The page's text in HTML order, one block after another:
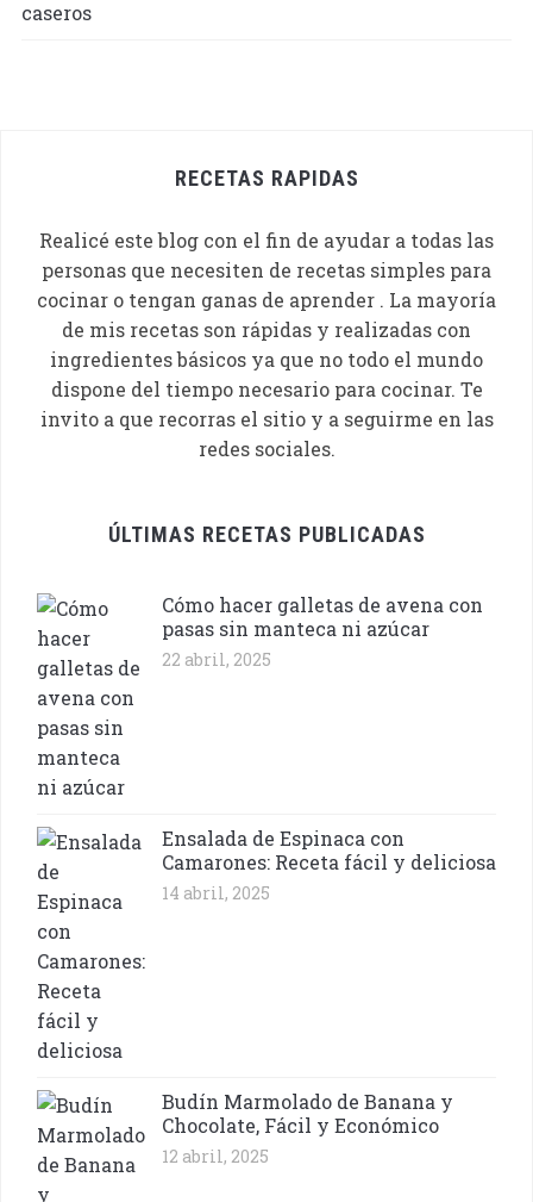
RECETAS RAPIDAS
Realicé este blog con el fin de ayudar a todas las
personas que necesiten de recetas simples para
cocinar o tengan ganas de aprender . La mayoría
de mis recetas son rápidas y realizadas con
ingredientes básicos ya que no todo el mundo
dispone del tiempo necesario para cocinar. Te
invito a que recorras el sitio y a seguirme en las
redes sociales.
ÚLTIMAS RECETAS PUBLICADAS
Cómo hacer galletas de avena con
pasas sin manteca ni azúcar
22 abril, 2025
Ensalada de Espinaca con
Camarones: Receta fácil y deliciosa
14 abril, 2025
Budín Marmolado de Banana y
Chocolate, Fácil y Económico
12 abril, 2025